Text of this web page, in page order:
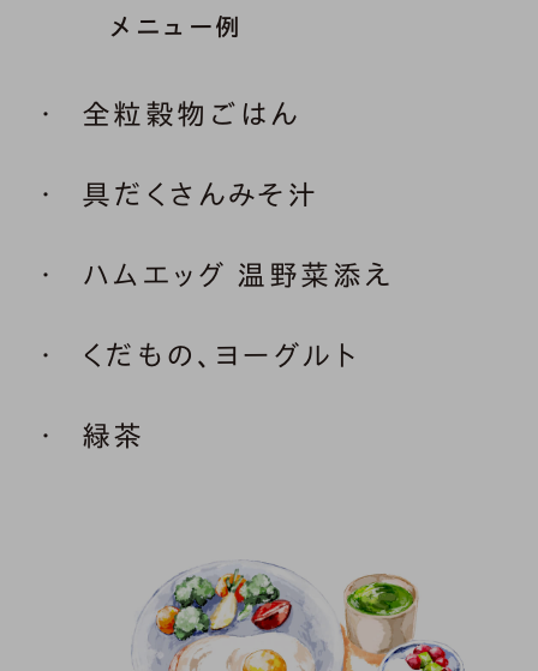
メニュー例
全粒穀物ごはん
具だくさんみそ汁
ハムエッグ 温野菜添え
くだもの、ヨーグルト
緑茶